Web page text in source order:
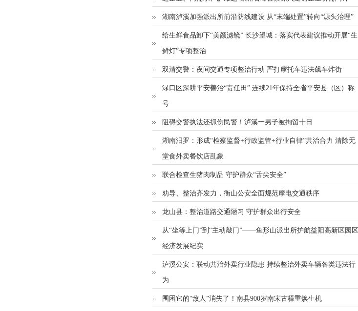
湖南泸溪加强派出所前沿防线建设 从“末端处置”转向“源头治理”
给生鲜食品卸下“美颜滤镜” 长沙望城：落实代表建议推动开展“生
鲜灯”专项整治
双清交警：夜间交通专项整治行动 严打摩托车违法飙车炸街
渌口区深耕平安善治“责任田” 连续21年保持全省平安县（区）称
号
阻碍交警执法还抓伤民警！泸溪一男子被拘留十日
湖南汨罗：形成“检察监督+行政监管+行业自律”共治合力 清除无
堂食外卖餐饮店乱象
联合检查生猪肉制品 守护群众“舌尖安全”
劝导、整治齐发力，衡山公安全面规范摩电交通秩序
龙山县：整治道路交通陋习 守护群众出行安全
从“坐等上门”到“主动敲门”——鱼形山派出所护航益阳高新区园区
经济发展纪实
泸溪公安：联动共治外卖行业隐患 持续整治外卖车辆各类违法行
为
围困它的“敌人”消失了！南县900岁南宋古樟重焕生机